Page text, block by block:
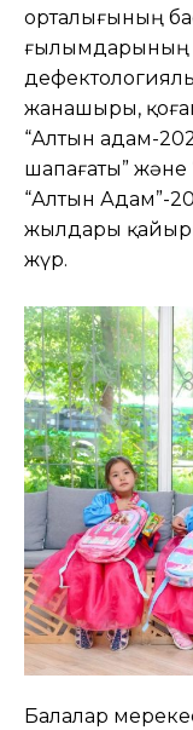
орталығының
ғылымдарының
жанашыры,
“Алтын адам-
шапағаты” және
“Алтын Адам”-
жылдары
жүр.
Балалар